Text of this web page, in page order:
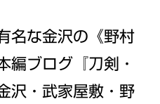
名な金沢の《野村
編ブログ『刀剣・
沢・武家屋敷・野